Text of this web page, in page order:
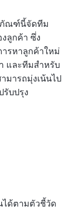
ภัณฑ์นี้จัดทีม
ลูกค้า ซึ่ง
รหาลูกค้าใหม่
และทีมสำหรับ
มารถมุ่งเน้นไป
รับปรุง
ด้ตามตัวชี้วัด